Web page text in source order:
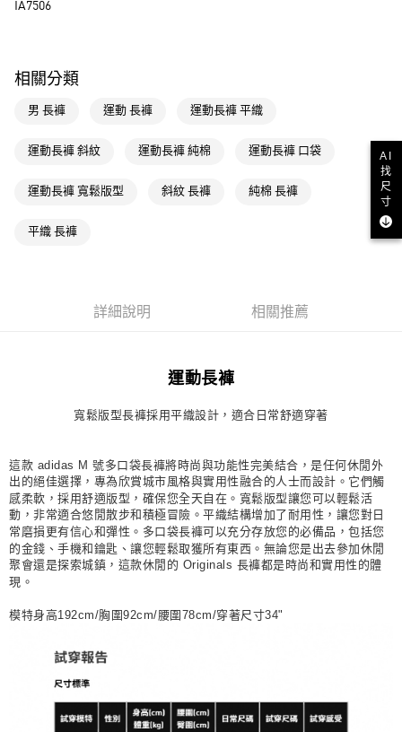
運送方式
付款後全家取貨
每筆NT$80，滿NT$1,500(含以上)免運費
萊爾富取貨付款
每筆NT$80，滿NT$1,500(含以上)免運費
付款後7-11取貨
每筆NT$80，滿NT$1,500(含以上)免運費
IA7506
相關分類
男 長褲 運動 長褲 運動長褲 平織
運動長褲 斜紋 運動長褲 純棉 運動長褲 口袋
運動長褲 寬鬆版型 斜紋 長褲 純棉 長褲
平織 長褲
詳細說明 相關推薦
運動長褲
寬鬆版型長褲採用平織設計，適合日常舒適穿著
這款 adidas M 號多口袋長褲將時尚與功能性完美結合，是任何休閒外
出的絕佳選擇，專為欣賞城市風格與實用性融合的人士而設計。它們觸
感柔軟，採用舒適版型，確保您全天自在。寬鬆版型讓您可以輕鬆活
動，非常適合悠閒散步和積極冒險。平織結構增加了耐用性，讓您對日
常磨損更有信心和彈性。多口袋長褲可以充分存放您的必備品，包括您
的金錢、手機和鑰匙、讓您輕鬆取獲所有東西。無論您是出去參加休閒
聚會還是探索城鎮，這款休閒的 Originals 長褲都是時尚和實用性的體
現。
模特身高192cm/胸圍92cm/腰圍78cm/穿著尺寸34"
AI
找
尺
寸